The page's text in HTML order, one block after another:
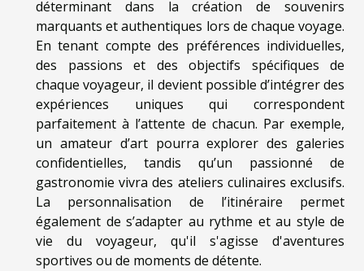
déterminant dans la création de souvenirs
marquants et authentiques lors de chaque voyage.
En tenant compte des préférences individuelles,
des passions et des objectifs spécifiques de
chaque voyageur, il devient possible d’intégrer des
expériences uniques qui correspondent
parfaitement à l’attente de chacun. Par exemple,
un amateur d’art pourra explorer des galeries
confidentielles, tandis qu’un passionné de
gastronomie vivra des ateliers culinaires exclusifs.
La personnalisation de l’itinéraire permet
également de s’adapter au rythme et au style de
vie du voyageur, qu'il s'agisse d'aventures
sportives ou de moments de détente.